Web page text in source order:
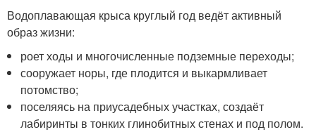
Водоплавающая крыса круглый год ведёт активный
образ жизни:
роет ходы и многочисленные подземные переходы;
сооружает норы, где плодится и выкармливает
потомство;
поселяясь на приусадебных участках, создаёт
лабиринты в тонких глинобитных стенах и под полом.